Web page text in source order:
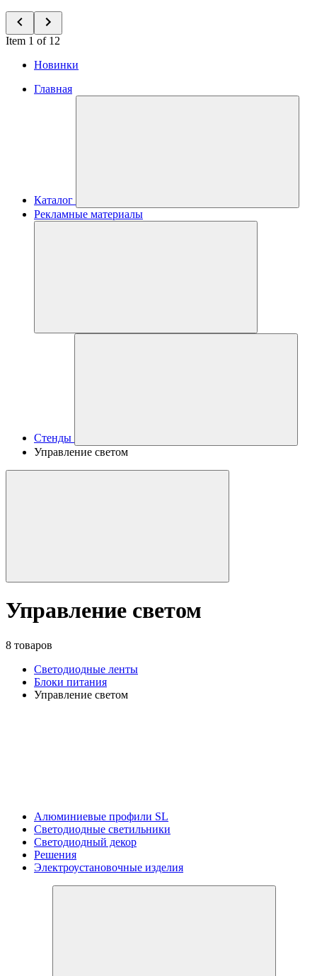
Item 1 of 12
Новинки
Главная
Каталог
Рекламные материалы
Стенды
Управление светом
Управление светом
8 товаров
Светодиодные ленты
Блоки питания
Управление светом
Алюминиевые профили SL
Светодиодные светильники
Светодиодный декор
Решения
Электроустановочные изделия